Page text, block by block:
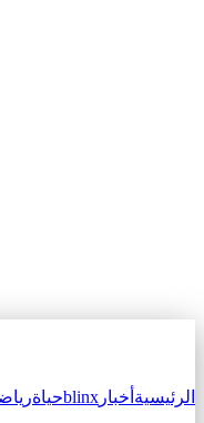
الرئيسية أخبار blinxحياة